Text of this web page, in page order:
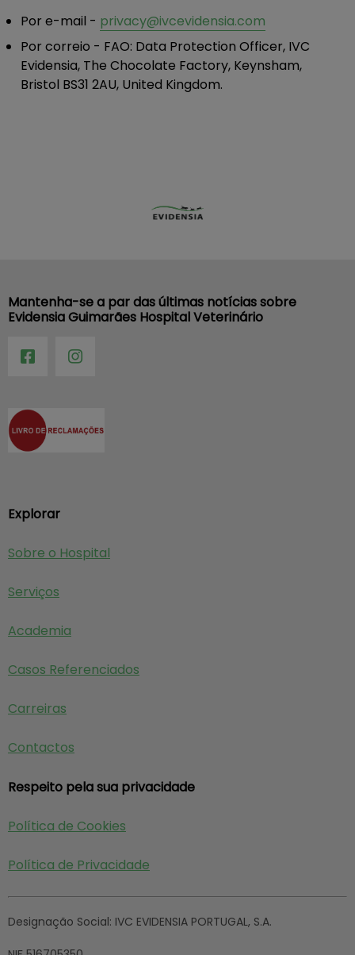
Por e-mail - privacy@ivcevidensia.com
Por correio - FAO: Data Protection Officer, IVC
Evidensia, The Chocolate Factory, Keynsham,
Bristol BS31 2AU, United Kingdom.
Explorar
Sobre o Hospital
Serviços
Academia
Casos Referenciados
Carreiras
Contactos
Respeito pela sua privacidade
Política de Cookies
Política de Privacidade
Mantenha-se a par das últimas notícias sobre
Evidensia Guimarães Hospital Veterinário
Designação Social: IVC EVIDENSIA PORTUGAL, S.A.